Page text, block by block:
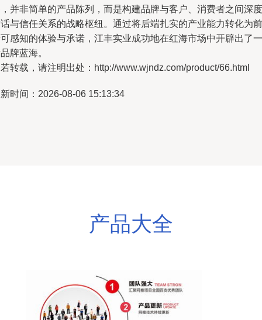
并非简单的产品陈列，而是构建品牌与客户、消费者之间深度
与信任关系的战略枢纽。通过将后端扎实的产业能力转化为前
感知的体验与承诺，江丰实业成功地在红海市场中开辟出了一
牌蓝海。
转载，请注明出处：http://www.wjndz.com/product/66.html
时间：2026-08-06 15:13:34
产品大全